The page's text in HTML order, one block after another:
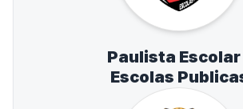
Paulista Escolar
Escolas